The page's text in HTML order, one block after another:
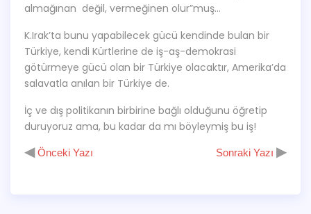
almağınan değil, vermeğinen olur”muş…
K.Irak’ta bunu yapabilecek gücü kendinde bulan bir
Türkiye, kendi Kürtlerine de iş-aş-demokrasi
götürmeye gücü olan bir Türkiye olacaktır, Amerika’da
salavatla anılan bir Türkiye de.
İç ve dış politikanın birbirine bağlı olduğunu öğretip
duruyoruz ama, bu kadar da mı böyleymiş bu iş!
◀ Önceki Yazı Sonraki Yazı ▶